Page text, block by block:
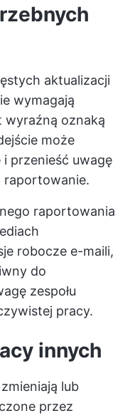
aktualizacji
wymagają
wyraźną oznaką
może
przenieść uwagę
raportowanie.
raportowania
robocze e-maili,
do
zespołu
pracy.
innych
lub
przez